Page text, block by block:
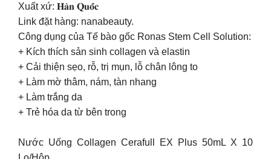
Xuất xứ: 𝐇𝐚̀𝐧 𝐐𝐮𝐨̂́𝐜
Link đặt hàng: nanabeauty.
Công dụng của Tế bào gốc Ronas Stem Cell Solution:
+ Kích thích sản sinh collagen và elastin
+ Cải thiện sẹo, rỗ, trị mụn, lỗ chân lông to
+ Làm mờ thâm, nám, tàn nhang
+ Làm trắng da
+ Trẻ hóa da từ bên trong
Nước Uống Collagen Cerafull EX Plus 50mL X 10